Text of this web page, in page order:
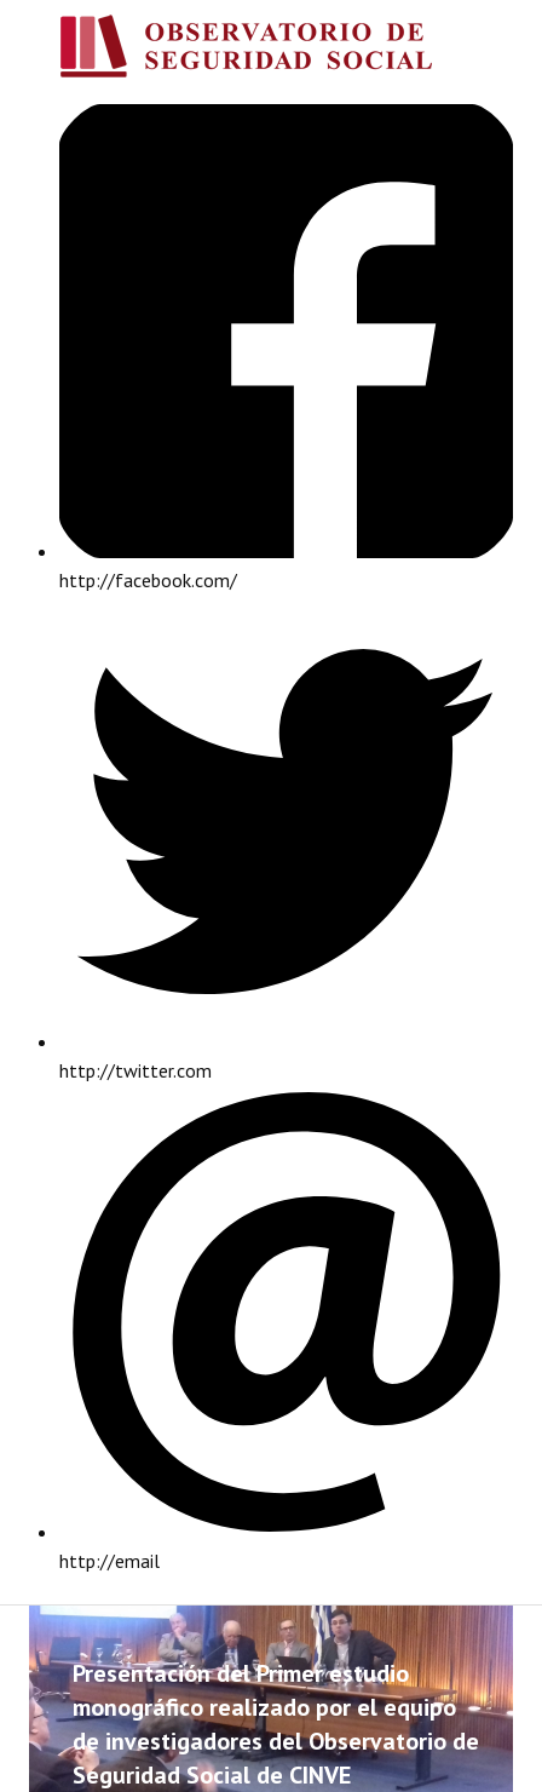
http://facebook.com/
http://twitter.com
http://email
INSTITUCIONAL
NOTICIAS
INFORMES
INVESTIGACIONES
Presentación del Primer estudio
monográfico realizado por el equipo
de investigadores del Observatorio de
Seguridad Social de CINVE